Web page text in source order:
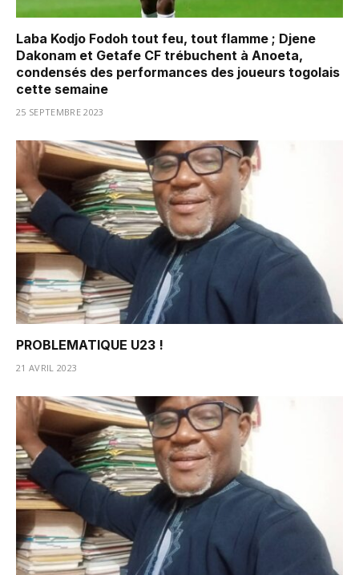
Laba Kodjo Fodoh tout feu, tout flamme ; Djene
Dakonam et Getafe CF trébuchent à Anoeta,
condensés des performances des joueurs togolais
cette semaine
25 SEPTEMBRE 2023
PROBLEMATIQUE U23 !
21 AVRIL 2023